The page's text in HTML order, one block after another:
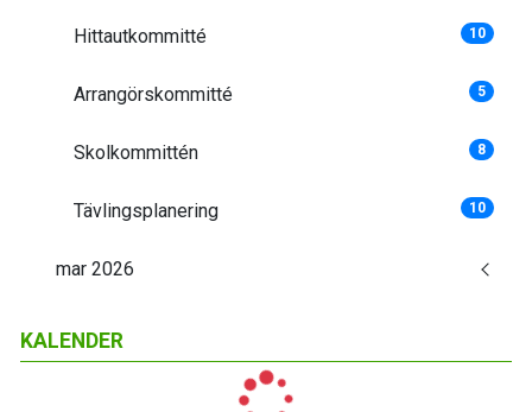
Hittautkommitté 10
Arrangörskommitté 5
Skolkommittén 8
Tävlingsplanering 10
mar 2026
KALENDER